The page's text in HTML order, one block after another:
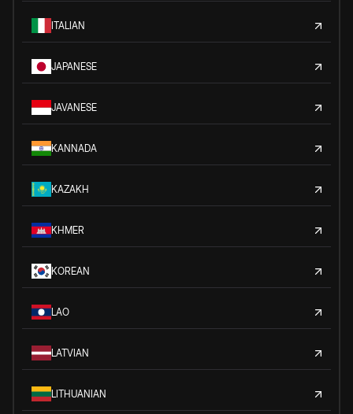
ITALIAN
JAPANESE
JAVANESE
KANNADA
KAZAKH
KHMER
KOREAN
LAO
LATVIAN
LITHUANIAN